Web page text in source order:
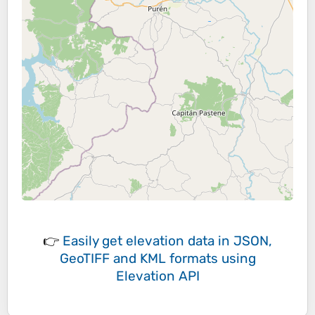
👉 Easily get elevation data in JSON,
GeoTIFF and KML formats using
Elevation API